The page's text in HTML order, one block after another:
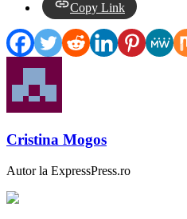
Copy Link
Cristina Mogos
Autor la ExpressPress.ro